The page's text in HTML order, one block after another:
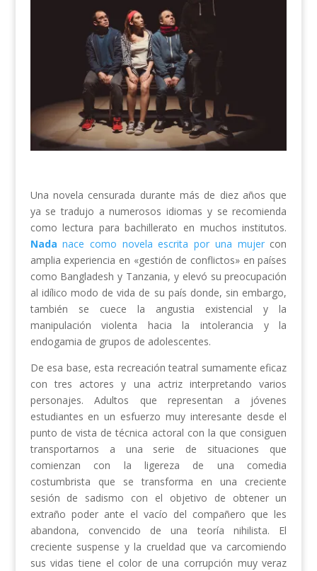
Una novela censurada durante más de diez años que
ya se tradujo a numerosos idiomas y se recomienda
como lectura para bachillerato en muchos institutos.
Nada nace como novela escrita por una mujercon
amplia experiencia en «gestión de conflictos» en países
como Bangladesh y Tanzania, y elevó su preocupación
al idílico modo de vida de su país donde, sin embargo,
también se cuece la angustia existencial y la
manipulación violenta hacia la intolerancia y la
endogamia de grupos de adolescentes.
De esa base, esta recreación teatral sumamente eficaz
con tres actores y una actriz interpretando varios
personajes. Adultos que representan a jóvenes
estudiantes en un esfuerzo muy interesante desde el
punto de vista de técnica actoral con la que consiguen
transportarnos a una serie de situaciones que
comienzan con la ligereza de una comedia
costumbrista que se transforma en una creciente
sesión de sadismo con el objetivo de obtener un
extraño poder ante el vacío del compañero que les
abandona, convencido de una teoría nihilista. El
creciente suspense y la crueldad que va carcomiendo
sus vidas tiene el color de una corrupción muy veraz